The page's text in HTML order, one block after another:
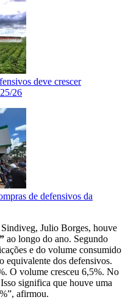
deve crescer
26
de defensivos da
Julio Borges, houve
ao longo do ano. Segundo
e do volume consumido
equivalente dos defensivos.
O volume cresceu 6,5%. No
significa que houve uma
afirmou.